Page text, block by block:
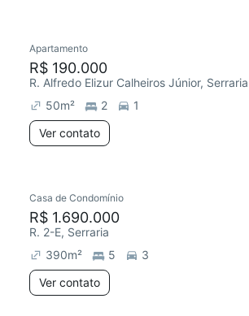
Apartamento
R$ 190.000
R. Alfredo Elizur Calheiros Júnior, Serraria
50m² 2
1
Ver contato
Casa de Condomínio
R$ 1.690.000
R. 2-E, Serraria
390m² 5
3
Ver contato